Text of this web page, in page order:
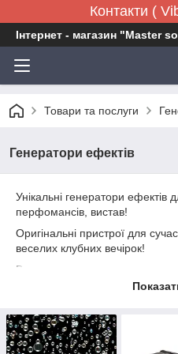
Контакти (
Інтернет - магазин "Master
Товари та послуги
Генератори ефектів
Унікальні генератори ефектів
перфомансів, вистав!
Оригінальні пристрої для
веселих клубних вечірок!
В данном разделе каталога
специальные эффекты для
работе световых приборов.
мыльных пузырей часто
постановках и особенно